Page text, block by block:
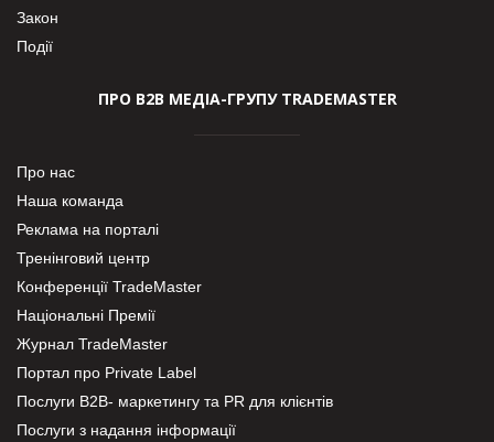
Закон
Події
ПРО В2В МЕДІА-ГРУПУ TRADEMASTER
Про нас
Наша команда
Реклама на порталі
Тренінговий центр
Конференції TradeMaster
Національні Премії
Журнал TradeMaster
Портал про Private Label
Послуги В2В- маркетингу та PR для клієнтів
Послуги з надання інформації